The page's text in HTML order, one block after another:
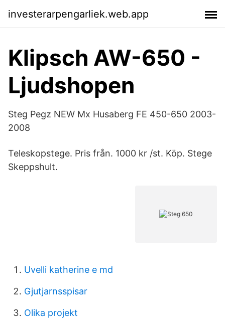
investerarpengarliek.web.app
Klipsch AW-650 -
Ljudshopen
Steg Pegz NEW Mx Husaberg FE 450-650 2003-
2008
Teleskopstege. Pris från. 1000 kr /st. Köp. Stege
Skeppshult.
Uvelli katherine e md
Gjutjarnsspisar
Olika projekt